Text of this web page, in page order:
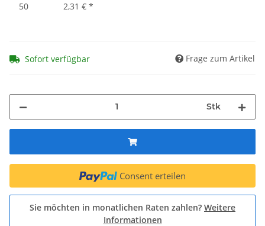
50
2,31 € *
Sofort verfügbar Frage zum Artikel
Stk
Consent erteilen
Sie möchten in monatlichen Raten zahlen? Weitere
Informationen